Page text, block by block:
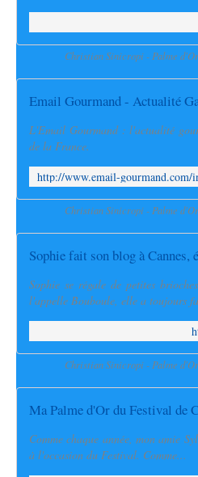
Christian Sinicropi - Palme
L'Email Gourmand : l'actualité
de la France.
Christian Sinicropi - Palme
Sophie fait son blog à
Sophie se régale de petites
l'appelle Bouboule, elle a toujours
Christian Sinicropi - Palme
Ma Palme d'Or du Festival de
Comme chaque année, mon amie
à l'occasion du Festival. Comme...